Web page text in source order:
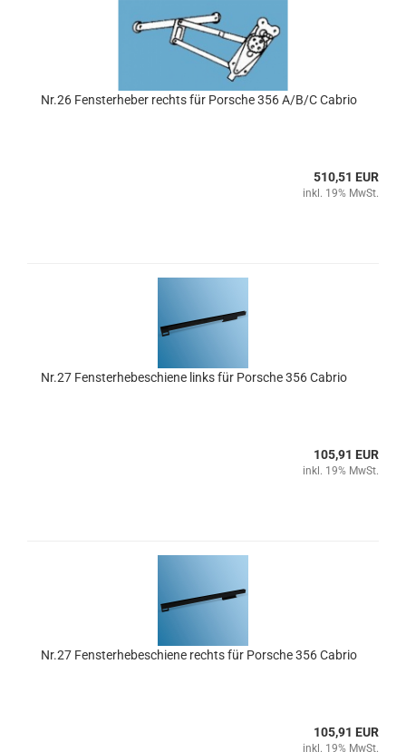
Nr.26 Fensterheber rechts für Porsche 356 A/B/C Cabrio
510,51 EUR
inkl. 19% MwSt.
Nr.27 Fensterhebeschiene links für Porsche 356 Cabrio
105,91 EUR
inkl. 19% MwSt.
Nr.27 Fensterhebeschiene rechts für Porsche 356 Cabrio
105,91 EUR
inkl. 19% MwSt.